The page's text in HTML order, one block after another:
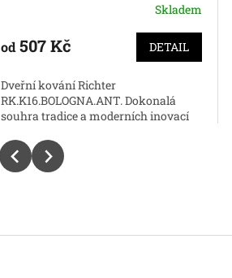
Skladem
od507 Kč DETAIL
Dveřní kování Richter
RK.K16.BOLOGNA.ANT. Dokonalá
souhra tradice a moderních inovací